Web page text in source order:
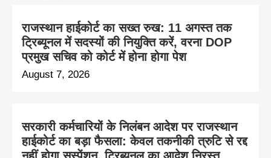
राजस्थान हाईकोर्ट का सख्त रुख: 11 अगस्त तक
ट्रिब्यूनल में सदस्यों की नियुक्ति करें, वरना DOP
प्रमुख सचिव को कोर्ट में होना होगा पेश
August 7, 2026
सरकारी कर्मचारियों के निलंबन आदेश पर राजस्थान
हाईकोर्ट का बड़ा फैसला: केवल तकनीकी त्रुटि से रद्द